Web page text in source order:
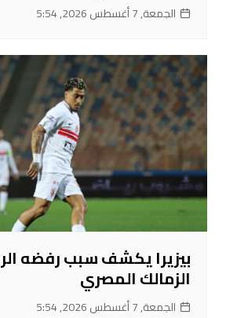
الجمعة, 7 أغسطس 2026, 5:54
بيزيرا يكشف سبب رفضه
الزمالك المصري
الجمعة, 7 أغسطس 2026, 5:54